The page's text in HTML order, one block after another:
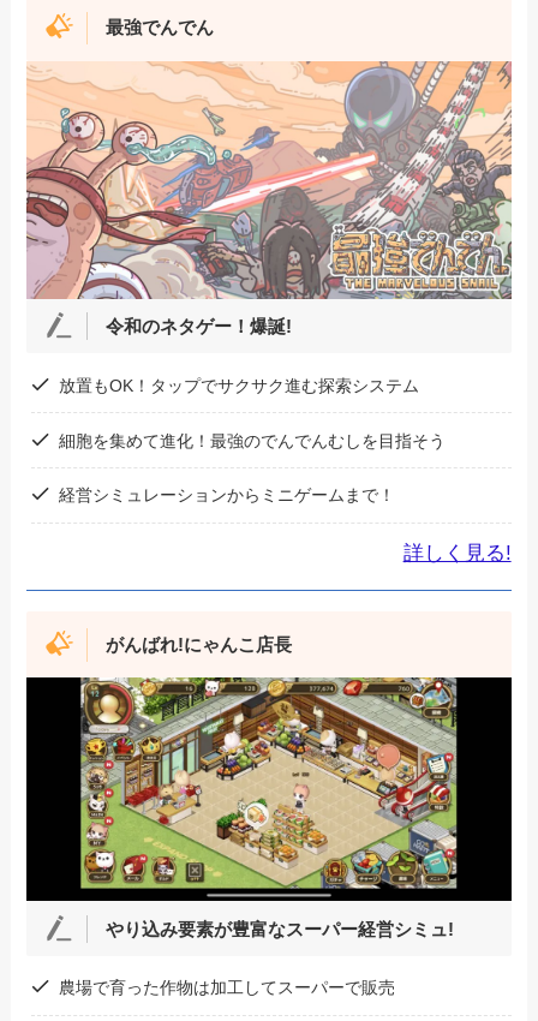
最強でんでん
令和のネタゲー！爆誕!
放置もOK！タップでサクサク進む探索システム
細胞を集めて進化！最強のでんでんむしを目指そう
経営シミュレーションからミニゲームまで！
詳しく見る!
がんばれ!にゃんこ店長
やり込み要素が豊富なスーパー経営シミュ!
農場で育った作物は加工してスーパーで販売